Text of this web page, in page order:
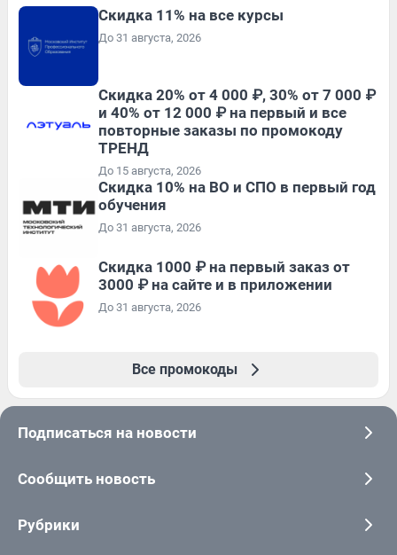
Скидка 11% на все курсы
До 31 августа, 2026
Скидка 20% от 4 000 ₽, 30% от 7 000 ₽
и 40% от 12 000 ₽ на первый и все
повторные заказы по промокоду
ТРЕНД
До 15 августа, 2026
Скидка 10% на ВО и СПО в первый год
обучения
До 31 августа, 2026
Скидка 1000 ₽ на первый заказ от
3000 ₽ на сайте и в приложении
До 31 августа, 2026
Все промокоды
Подписаться на новости
Сообщить новость
Рубрики